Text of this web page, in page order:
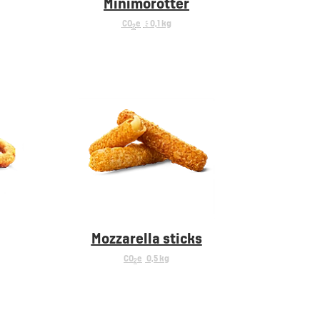
Minimorötter
CO2e < 0,1 kg
Mozzarella sticks
CO2e 0,5 kg